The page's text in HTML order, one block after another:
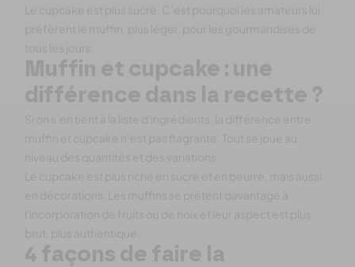
Le cupcake est plus sucré. C’est pourquoi les amateurs lui
préfèrent le muffin, plus léger, pour les gourmandises de
Muffin et cupcake : une
différence dans la recette ?
Si on s’en tient à la liste d'ingrédients, la différence entre
muffin et cupcake n’est pas flagrante. Tout se joue au
niveau des quantités et des variations.
Le cupcake est plus riche en sucre et en beurre, mais aussi
en décorations. Les muffins se prêtent davantage à
l'incorporation de fruits ou de noix et leur aspect est plus
brut, plus authentique.
4 façons de faire la